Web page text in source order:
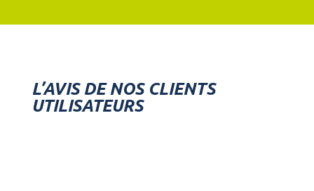
L’AVIS DE NOS CLIENTS
UTILISATEURS